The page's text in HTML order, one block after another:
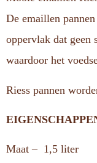
De emaillen
oppervlak dat geen
waardoor het
Riess pannen
Maat – 1,5 liter